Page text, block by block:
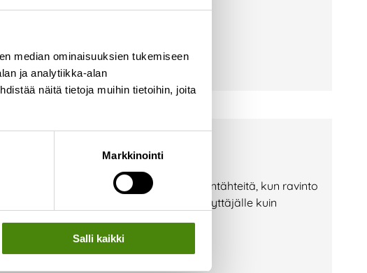
median ominaisuuksien tukemiseen
ja analytiikka-alan
näitä tietoja muihin tietoihin, joita
Markkinointi
Salli kaikki
herkästi jäteastioille etsimään ruuantähteitä, kun ravinto
voivat olla vaaraksi niin jäteastian käyttäjälle kuin
on huolehtia, että jäteastiasi on